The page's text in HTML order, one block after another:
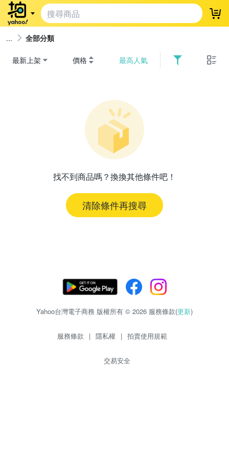
登
全部分類
最新上架 價格 最高人氣
找不到商品嗎？換換其他條件吧！
清除條件再搜尋
Yahoo台灣電子商務 版權所有 © 2026 服務條款(更新)
服務條款 | 隱私權 | 拍賣使用規範
交易安全